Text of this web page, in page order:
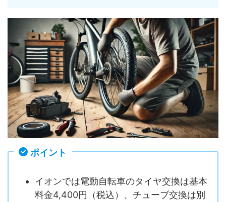
ポイント
イオンでは電動自転車のタイヤ交換は基本
料金4,400円（税込）、チューブ交換は別